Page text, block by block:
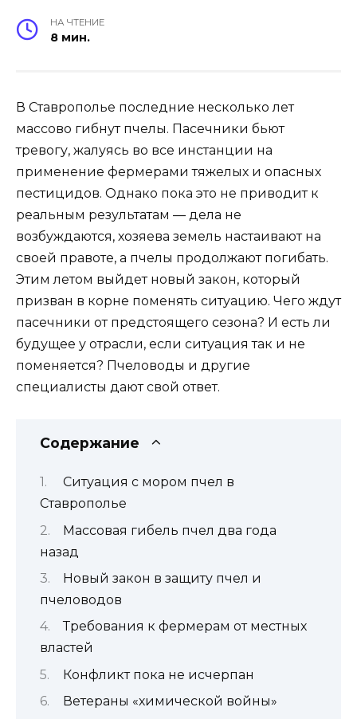
НА ЧТЕНИЕ
8 мин.
В Ставрополье последние несколько лет
массово гибнут пчелы. Пасечники бьют
тревогу, жалуясь во все инстанции на
применение фермерами тяжелых и опасных
пестицидов. Однако пока это не приводит к
реальным результатам — дела не
возбуждаются, хозяева земель настаивают на
своей правоте, а пчелы продолжают погибать.
Этим летом выйдет новый закон, который
призван в корне поменять ситуацию. Чего ждут
пасечники от предстоящего сезона? И есть ли
будущее у отрасли, если ситуация так и не
поменяется? Пчеловоды и другие
специалисты дают свой ответ.
Содержание
Ситуация с мором пчел в
Ставрополье
Массовая гибель пчел два года
назад
Новый закон в защиту пчел и
пчеловодов
Требования к фермерам от местных
властей
Конфликт пока не исчерпан
Ветераны «химической войны»